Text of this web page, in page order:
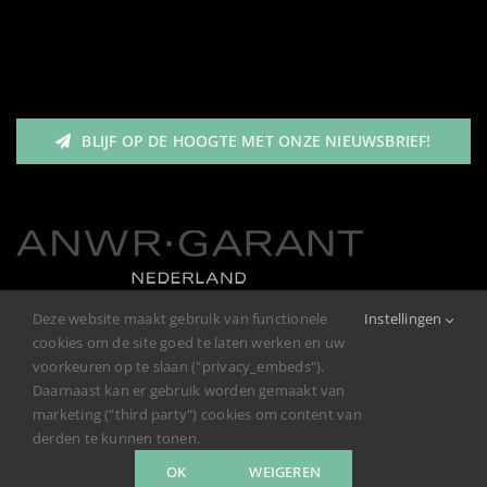
RetournerenBLIJF OP DE HOOGTE MET ONZE NIEUWSBRIEF!
Deze website maakt gebruik van functionele
cookies om de site goed te laten werken en uw
voorkeuren op te slaan ("privacy_embeds").
Daarnaast kan er gebruik worden gemaakt van
marketing ("third party") cookies om content van
derden te kunnen tonen.
Instellingen
OK WEIGEREN